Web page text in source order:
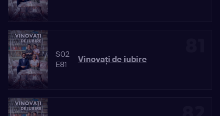
S02
E81
Vinovaţi de iubire